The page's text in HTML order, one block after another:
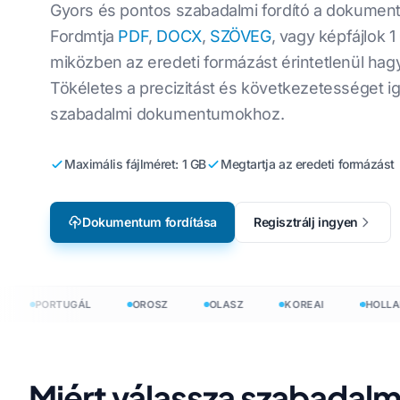
Gyártás
Videojáték Lokalizáció
e-Learning
CSV-fájlok
Fordítsa le a
HTML-fordító
.DOCX
Excel fájlszám
PowerPoint
Angolról koreaira
Angolról arabra
Angolról hindire
Angolról urdura
Gyors és pontos szabadalmi fordító a
Fordmtja PDF, DOCX, SZÖVEG, vagy képfájlok 1
miközben az eredeti formázást érintetlenül
Tökéletes a precizitást és következetességet
szabadalmi dokumentumokhoz.
Maximális fájlméret: 1 GB Megtartja az eredeti formázást
Dokumentum fordítása Regisztrálj ingyen
PORTUGÁL OROSZ OLASZ KOREAI HOLLAND